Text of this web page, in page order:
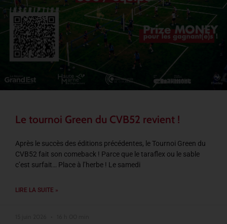
Le tournoi Green du CVB52 revient !
Après le succès des éditions précédentes, le Tournoi Green du
CVB52 fait son comeback ! Parce que le taraflex ou le sable
c’est surfait… Place à l’herbe ! Le samedi
LIRE LA SUITE »